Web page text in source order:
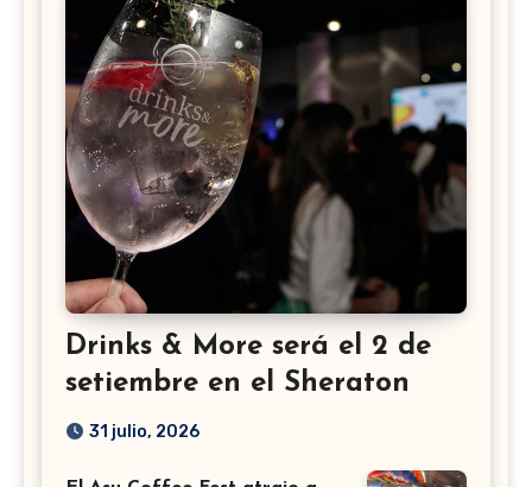
Drinks & More será el 2 de
setiembre en el Sheraton
31 julio, 2026